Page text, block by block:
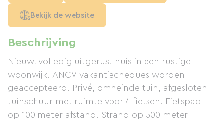
Beschrijving
Nieuw, volledig uitgerust huis in een rustige
woonwijk. ANCV-vakantiecheques worden
geaccepteerd. Privé, omheinde tuin, afgesloten
tuinschuur met ruimte voor 4 fietsen. Fietspad
op 100 meter afstand. Strand op 500 meter -
Bekijk de website